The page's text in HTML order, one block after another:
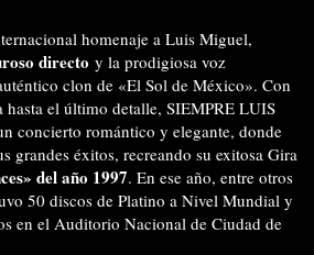
homenaje a Luis Miguel,
directo y la prodigiosa voz
clon de «El Sol de México». Con
el último detalle, SIEMPRE LUIS
concierto romántico y elegante, donde
grandes éxitos, recreando su exitosa Gira
del año 1997. En ese año, entre otros
50 discos de Platino a Nivel Mundial y
en el Auditorio Nacional de Ciudad de